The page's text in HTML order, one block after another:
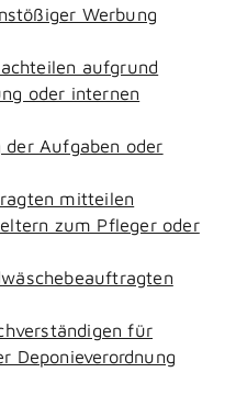
Werbung
aufgrund
oder internen
Aufgaben oder
mitteilen
zum Pfleger oder
für
Deponieverordnung